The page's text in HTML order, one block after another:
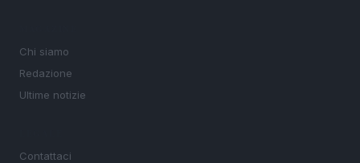
Chi siamo
Redazione
Ultime notizie
Contattaci